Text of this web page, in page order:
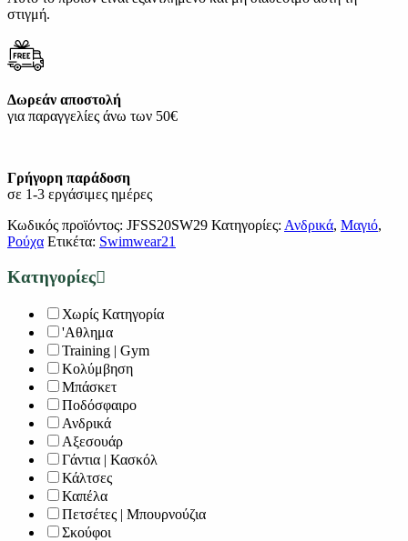
στιγμή.
Δωρεάν αποστολή
για παραγγελίες άνω των 50€
Γρήγορη παράδοση
σε 1-3 εργάσιμες ημέρες
Κωδικός προϊόντος: JFSS20SW29 Κατηγορίες: Ανδρικά, Μαγιό,
Ρούχα Ετικέτα: Swimwear21
Κατηγορίες
Χωρίς Κατηγορία
'Αθλημα
Training | Gym
Κολύμβηση
Μπάσκετ
Ποδόσφαιρο
Ανδρικά
Αξεσουάρ
Γάντια | Κασκόλ
Κάλτσες
Καπέλα
Πετσέτες | Μπουρνούζια
Σκούφοι